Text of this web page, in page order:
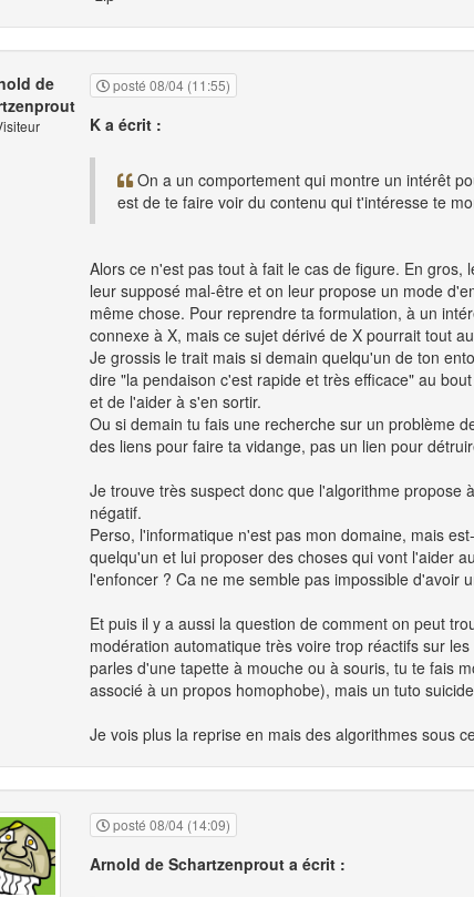
de
posté 08/04 (11:55)
K a écrit :
On a un comportement qui montre un intérêt
est de te faire voir du contenu qui t'intéresse te
Alors ce n'est pas tout à fait le cas de figure. En
leur supposé mal-être et on leur propose un mode
même chose. Pour reprendre ta formulation, à un
connexe à X, mais ce sujet dérivé de X pourrait tout
Je grossis le trait mais si demain quelqu'un de ton
dire "la pendaison c'est rapide et très efficace" au
et de l'aider à s'en sortir.
Ou si demain tu fais une recherche sur un problème
des liens pour faire ta vidange, pas un lien pour
Je trouve très suspect donc que l'algorithme
négatif.
Perso, l'informatique n'est pas mon domaine, mais
quelqu'un et lui proposer des choses qui vont l'aider
l'enfoncer ? Ca ne me semble pas impossible d'avoir
Et puis il y a aussi la question de comment on peut
modération automatique très voire trop réactifs sur
parles d'une tapette à mouche ou à souris, tu te fais
associé à un propos homophobe), mais un tuto
Je vois plus la reprise en mais des algorithmes sous
posté 08/04 (14:09)
Arnold de Schartzenprout a écrit :